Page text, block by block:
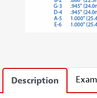
Description